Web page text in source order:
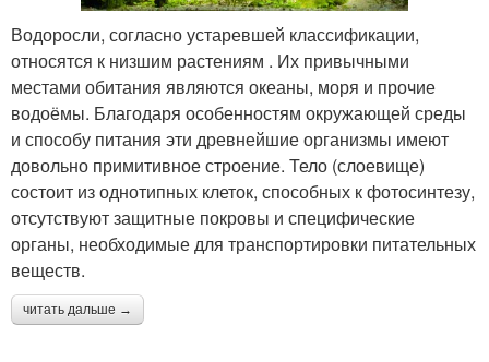
Водоросли, согласно устаревшей классификации,
относятся к низшим растениям . Их привычными
местами обитания являются океаны, моря и прочие
водоёмы. Благодаря особенностям окружающей среды
и способу питания эти древнейшие организмы имеют
довольно примитивное строение. Тело (слоевище)
состоит из однотипных клеток, способных к фотосинтезу,
отсутствуют защитные покровы и специфические
органы, необходимые для транспортировки питательных
веществ.
читать дальше →